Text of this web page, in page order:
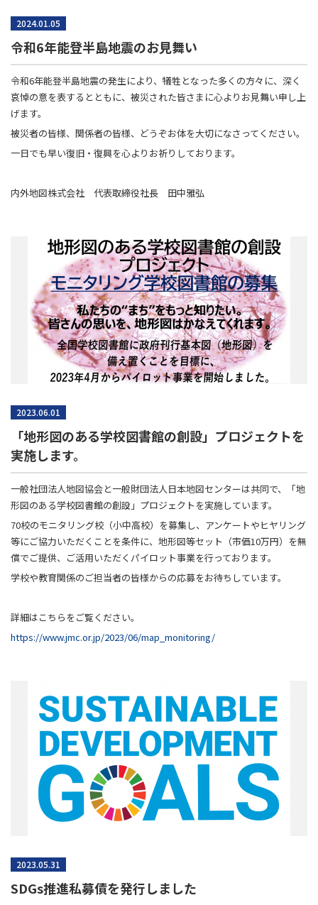
2024.01.05
令和6年能登半島地震のお見舞い
令和6年能登半島地震の発生により、犠牲となった多くの方々に、深く
哀悼の意を表するとともに、被災された皆さまに心よりお見舞い申し上
げます。
被災者の皆様、関係者の皆様、どうぞお体を大切になさってください。
一日でも早い復旧・復興を心よりお祈りしております。
内外地図株式会社 代表取締役社長 田中雅弘
2023.06.01
「地形図のある学校図書館の創設」プロジェクトを
実施します。
一般社団法人地図協会と一般財団法人日本地図センターは共同で、「地
形図のある学校図書館の創設」プロジェクトを実施しています。
70校のモニタリング校（小中高校）を募集し、アンケートやヒヤリング
等にご協力いただくことを条件に、地形図等セット（市価10万円）を無
償でご提供、ご活用いただくパイロット事業を行っております。
学校や教育関係のご担当者の皆様からの応募をお待ちしています。
詳細はこちらをご覧ください。
https://www.jmc.or.jp/2023/06/map_monitoring/
2023.05.31
SDGs推進私募債を発行しました